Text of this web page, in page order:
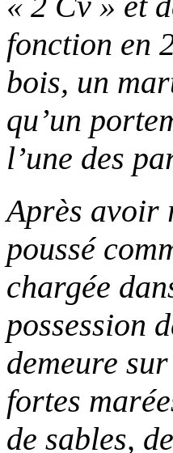
fonction en
bois, un
qu’un
l’une des
Après avoir
poussé
chargée
possession
demeure
fortes
de sables,